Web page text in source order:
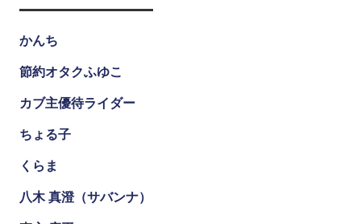
かんち
節約オタクふゆこ
カブ主優待ライダー
ちょる子
くらま
八木 真澄（サバンナ）